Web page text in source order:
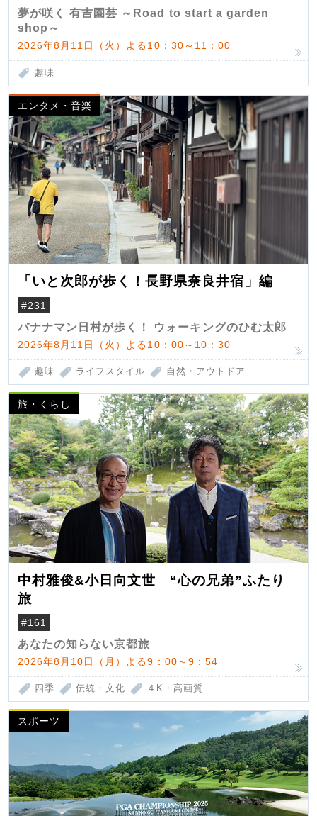
夢が咲く 有吉園芸 ～Road to start a garden
shop～
2026年8月11日（火）よる10：30～11：00
趣味
エンタメ・音楽
「いと次郎が歩く！長野県奈良井宿」編
#231
バナナマン日村が歩く！ ウォーキングのひむ太郎
2026年8月11日（火）よる10：00～10：30
趣味 ライフスタイル 自然・アウトドア
旅・くらし
中村雅俊&小日向文世 “心の兄弟”ふたり
旅
#161
あなたの知らない京都旅
2026年8月10日（月）よる9：00～9：54
四季 伝統・文化 ４K・高画質
スポーツ